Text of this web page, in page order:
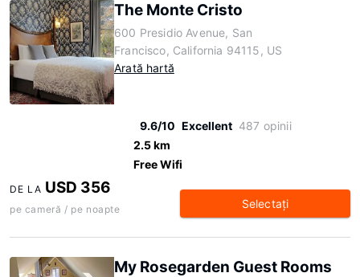
The Monte Cristo
600 Presidio Avenue, San
Francisco, California 94115, US
Arată hartă
9.6/10 Excellent 487 opinii
2.5 km
Free Wifi
DE LA USD 356
pe cameră / pe noapte Selectaţi
My Rosegarden Guest Rooms